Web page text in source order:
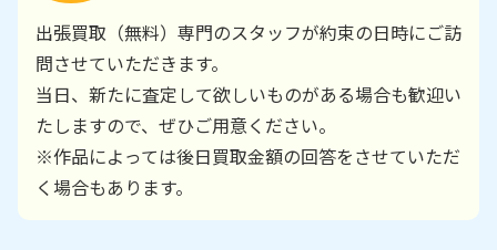
出張買取（無料）専門のスタッフが約束の日時にご訪
問させていただきます。
当日、新たに査定して欲しいものがある場合も歓迎い
たしますので、ぜひご用意ください。
※作品によっては後日買取金額の回答をさせていただ
く場合もあります。